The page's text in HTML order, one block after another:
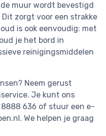
muur wordt bevestigd
zorgt voor een strakke
is ook eenvoudig: met
je het bord in
reinigingsmiddelen
Neem gerust
Je kunt ons
636 of stuur een e-
. We helpen je graag